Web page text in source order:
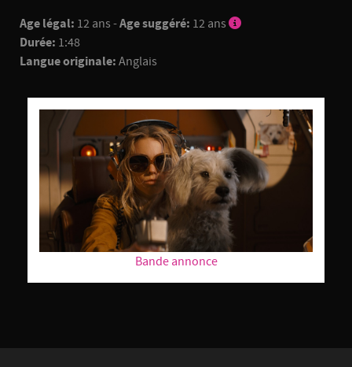
Age légal: 12 ans -Age suggéré: 12 ans
Durée: 1:48
Langue originale: Anglais
Bande annonce